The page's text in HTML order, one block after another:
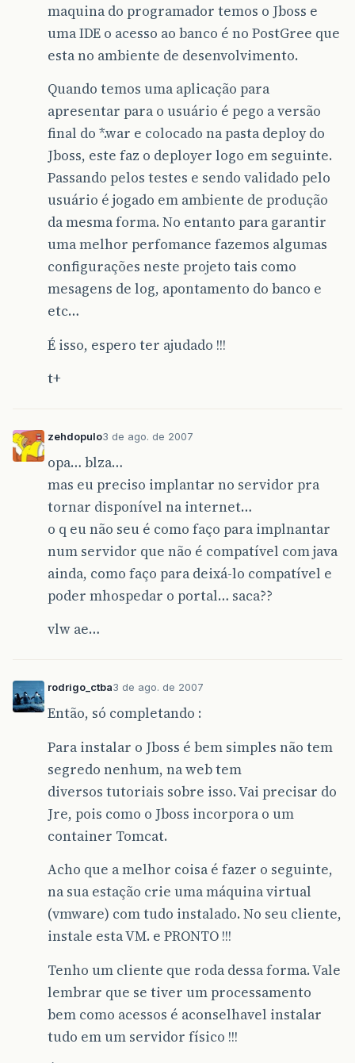
maquina do programador temos o Jboss e
uma IDE o acesso ao banco é no PostGree que
esta no ambiente de desenvolvimento.
Quando temos uma aplicação para
apresentar para o usuário é pego a versão
final do *.war e colocado na pasta deploy do
Jboss, este faz o deployer logo em seguinte.
Passando pelos testes e sendo validado pelo
usuário é jogado em ambiente de produção
da mesma forma. No entanto para garantir
uma melhor perfomance fazemos algumas
configurações neste projeto tais como
mesagens de log, apontamento do banco e
etc…
É isso, espero ter ajudado !!!
t+
zehdopulo3 de ago. de 2007
opa… blza…
mas eu preciso implantar no servidor pra
tornar disponível na internet…
o q eu não seu é como faço para implnantar
num servidor que não é compatível com java
ainda, como faço para deixá-lo compatível e
poder mhospedar o portal… saca??
vlw ae…
rodrigo_ctba3 de ago. de 2007
Então, só completando :
Para instalar o Jboss é bem simples não tem
segredo nenhum, na web tem
diversos tutoriais sobre isso. Vai precisar do
Jre, pois como o Jboss incorpora o um
container Tomcat.
Acho que a melhor coisa é fazer o seguinte,
na sua estação crie uma máquina virtual
(vmware) com tudo instalado. No seu cliente,
instale esta VM. e PRONTO !!!
Tenho um cliente que roda dessa forma. Vale
lembrar que se tiver um processamento
bem como acessos é aconselhavel instalar
tudo em um servidor físico !!!